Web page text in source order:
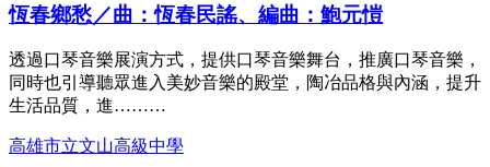
恆春鄉愁／曲：恆春民謠、編曲：鮑元愷
透過口琴音樂展演方式，提供口琴音樂舞台，推廣口琴音樂，
同時也引導聽眾進入美妙音樂的殿堂，陶冶品格與內涵，提升
生活品質，進………
高雄市立文山高級中學